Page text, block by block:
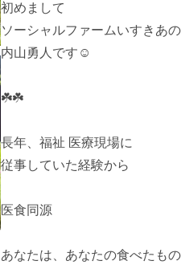
初めまして
ソーシャルファームいすきあの
内山勇人です☺️
☘️☘️
長年、福祉 医療現場に
従事していた経験から
医食同源
あなたは、あなたの食べたも